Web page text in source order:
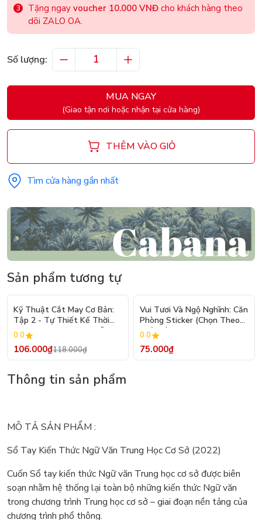
Tặng ngay voucher 10.000 VNĐ cho khách hàng theo
dõi ZALO OA.
Số lượng:
MUA NGAY
(Giao tận nơi hoặc nhận tại cửa hàng)
THÊM VÀO GIỎ
Tìm cửa hàng gần nhất
Sản phẩm tương tự
- 10%
Kỹ Thuật Cắt May Cơ Bản:
Tập 2 - Tự Thiết Kế Thời
Trang Nam Nữ - Tạo Mẫu
Rập - Kỹ Thuật Nhảy Size
0.0
106.000₫118.000₫
Vui Tươi Và Ngộ Nghĩnh: Căn
Phòng Sticker (Chọn Theo
Chủ Đề) - Hơn 250 Sticker
0.0
75.000₫
Thông tin sản phẩm
MÔ TẢ SẢN PHẨM :
Sổ Tay Kiến Thức Ngữ Văn Trung Học Cơ Sở (2022)
Cuốn Sổ tay kiến thức Ngữ văn Trung học cơ sở được biên
soạn nhằm hệ thống lại toàn bộ những kiến thức Ngữ văn
trong chương trình Trung học cơ sở – giai đoạn nền tảng của
chương trình phổ thông.